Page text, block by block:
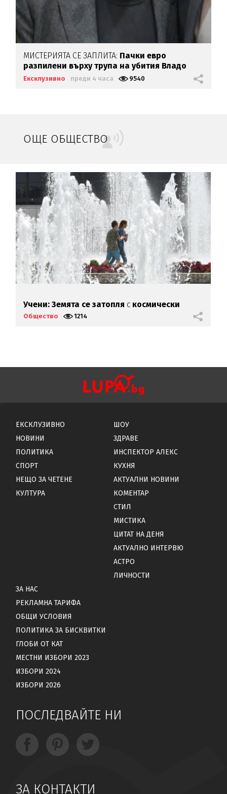
МИСТЕРИЯТА СЕ ЗАПЛИТА: Пачки евро
разпилени върху трупа на убития Владо
Загатото
Ексклузивно преди 4 часа 9540
ОЩЕ ОБЩЕСТВО
Учени: Земята се затопля с космически
темпове
Общество 1214
ЕКСКЛУЗИВНО
НОВИНИ
ПОЛИТИКА
СПОРТ
НЕЩО ЗА ЧЕТЕНЕ
КУЛТУРА
ШОУ
ЗДРАВЕ
ИНСПЕКТОР АЛЕКС
КУХНЯ
АКТУАЛНИ НОВИНИ
КОМЕНТАР
СТИЛ
МИСТИКА
ЦИТАТ НА ДЕНЯ
АКТУАЛНО ИНТЕРВЮ
АСТРО
ЛИЧНОСТИ
ЗА НАС
РЕКЛАМНА ТАРИФА
ОБЩИ УСЛОВИЯ
ПОЛИТИКА ЗА БИСКВИТКИ
ГЛОБИ ОТ КАТ
МЕСТНИ ИЗБОРИ 2023
ИЗБОРИ 2024
ИЗБОРИ 2026
ПОСЛЕДВАЙТЕ НИ
ЗА КОНТАКТИ